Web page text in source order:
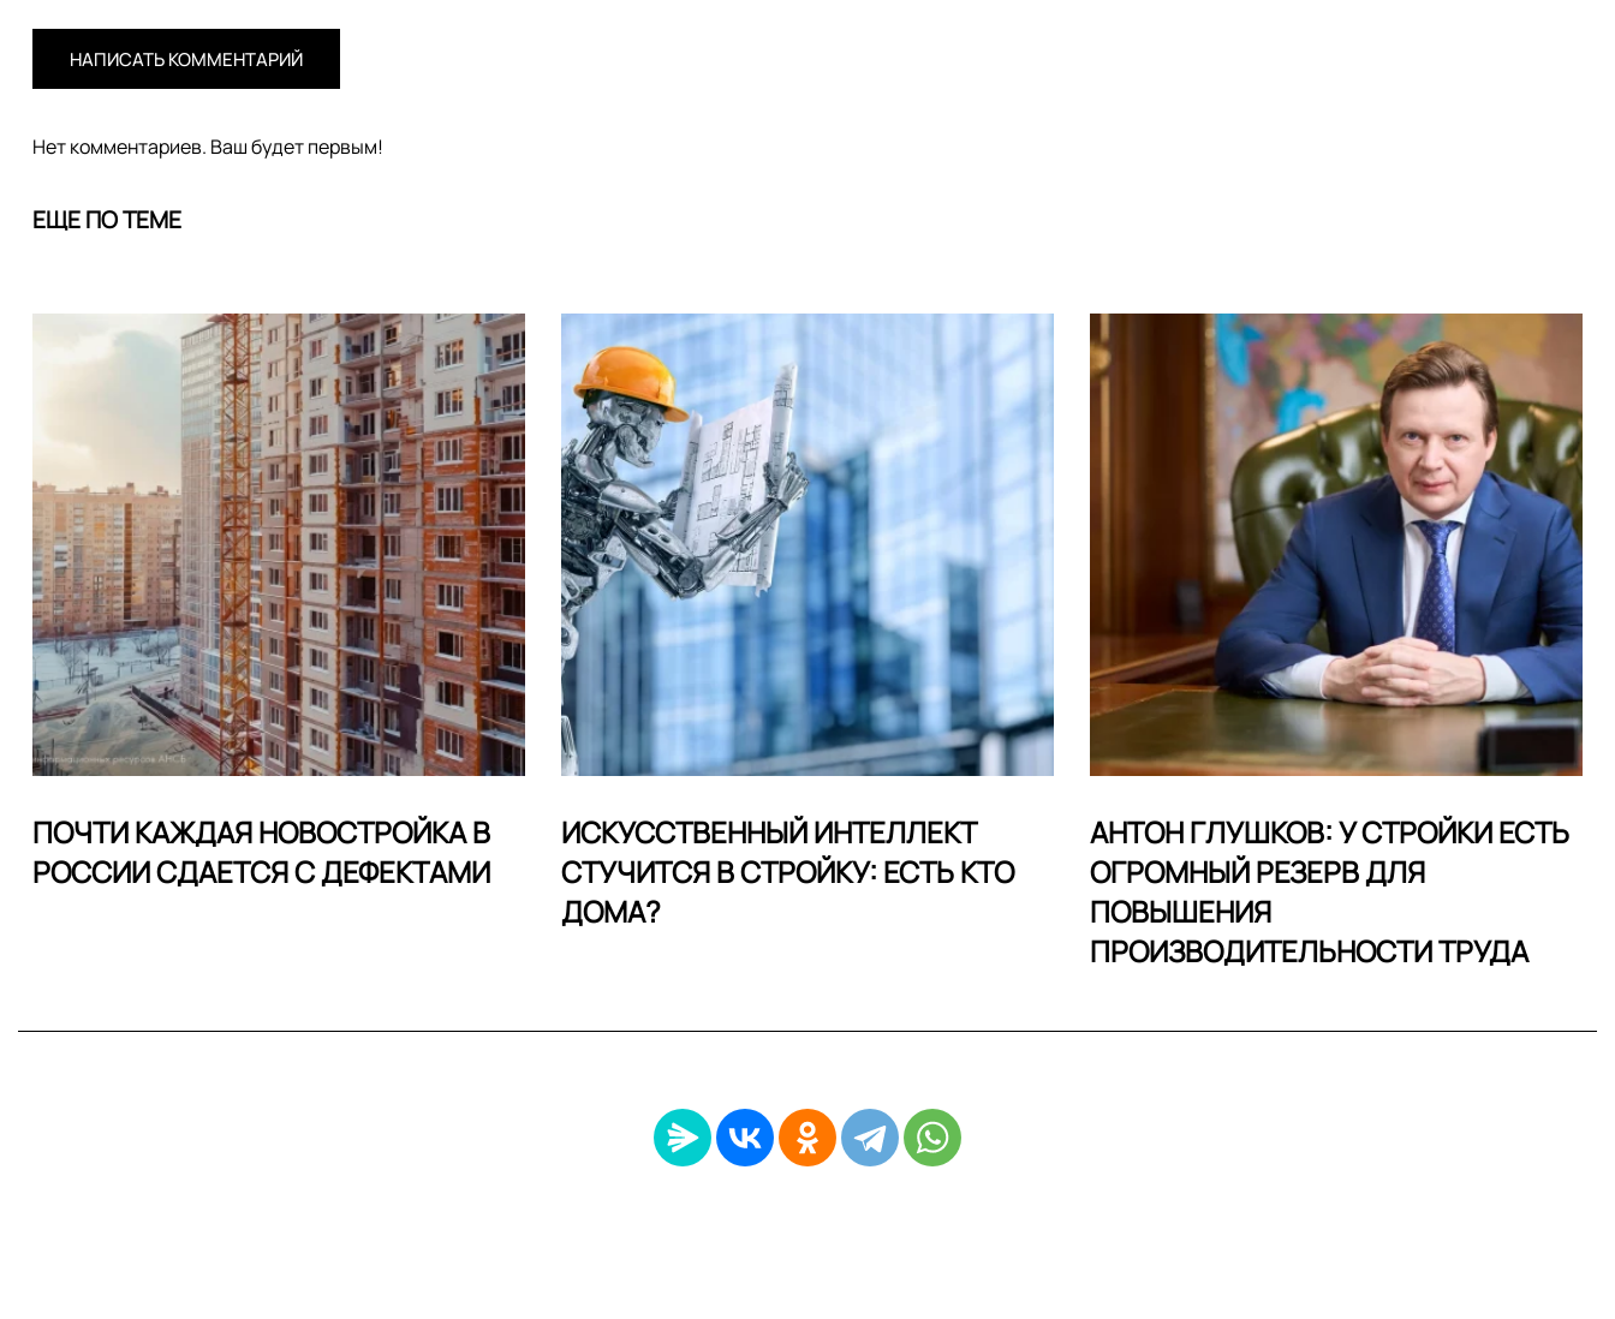
НАПИСАТЬ КОММЕНТАРИЙ
Нет комментариев. Ваш будет первым!
ЕЩЕ ПО ТЕМЕ
ПОЧТИ КАЖДАЯ НОВОСТРОЙКА В
РОССИИ СДАЕТСЯ С ДЕФЕКТАМИ
ИСКУССТВЕННЫЙ ИНТЕЛЛЕКТ
СТУЧИТСЯ В СТРОЙКУ: ЕСТЬ КТО
ДОМА?
АНТОН ГЛУШКОВ: У СТРОЙКИ ЕСТЬ
ОГРОМНЫЙ РЕЗЕРВ ДЛЯ
ПОВЫШЕНИЯ
ПРОИЗВОДИТЕЛЬНОСТИ ТРУДА